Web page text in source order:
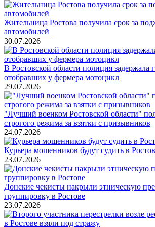
Жительница Ростова получила срок за
автомобилей
30.07.2026
В Ростовской области полиция задержала
отобравших у фермера мотоцикл
29.07.2026
"Лучший военком Ростовской области"
строгого режима за взятки с призывников
24.07.2026
Курьера мошенников будут судить в
23.07.2026
Донские чекисты накрыли этническую
группировку в Ростове
23.07.2026